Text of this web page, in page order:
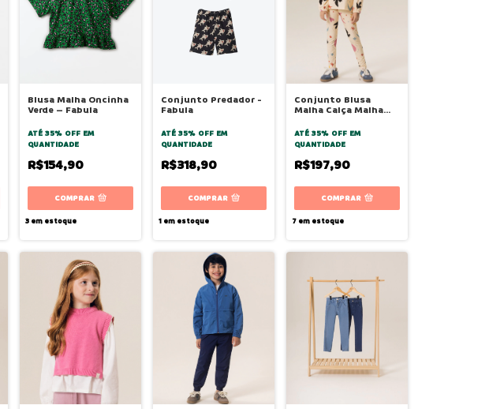
Blusa Malha Oncinha
Verde – Fabula
ATÉ 35% OFF EM
QUANTIDADE
R$154,90
COMPRAR
3em estoque
Conjunto Predador -
Fabula
ATÉ 35% OFF EM
QUANTIDADE
R$318,90
COMPRAR
1em estoque
Conjunto Blusa
Malha Calça Malha
Bugbee
ATÉ 35% OFF EM
QUANTIDADE
R$197,90
COMPRAR
7em estoque